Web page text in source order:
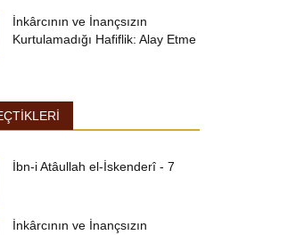
İnkârcının ve İnançsızın
Kurtulamadığı Hafiflik: Alay Etme
İbn-i Atâullah el-İskenderî - 7
İnkârcının ve İnançsızın